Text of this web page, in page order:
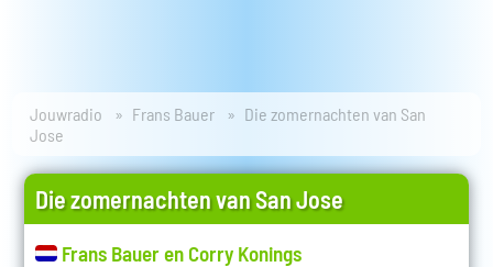
Jouwradio Frans Bauer
Die zomernachten van San
Jose
Die zomernachten van San Jose
Frans Bauer en Corry Konings